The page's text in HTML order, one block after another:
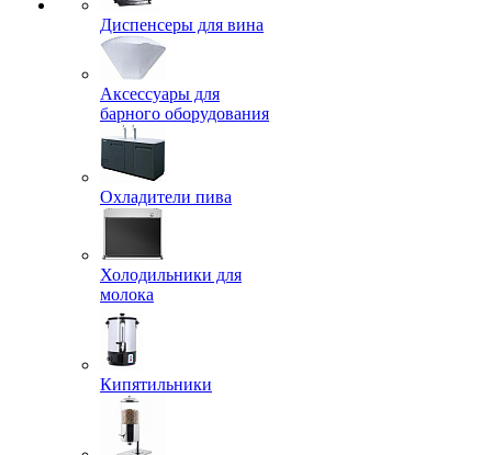
Диспенсеры для вина
Аксессуары для
барного оборудования
Охладители пива
Холодильники для
молока
Кипятильники